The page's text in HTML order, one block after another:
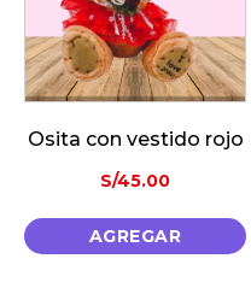
Osita con vestido rojo
S/45.00
AGREGAR